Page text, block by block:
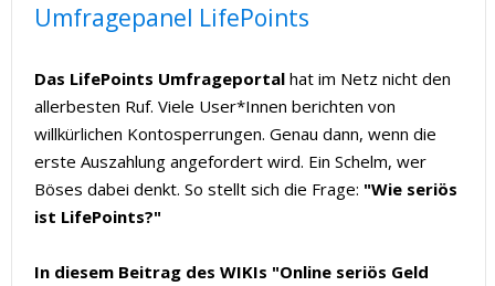
Umfragepanel LifePoints
Das LifePoints Umfrageportal hat im Netz nicht den
allerbesten Ruf. Viele User*Innen berichten von
willkürlichen Kontosperrungen. Genau dann, wenn die
erste Auszahlung angefordert wird. Ein Schelm, wer
Böses dabei denkt. So stellt sich die Frage: "Wie seriös
ist LifePoints?"
In diesem Beitrag des WIKIs "Online seriös Geld